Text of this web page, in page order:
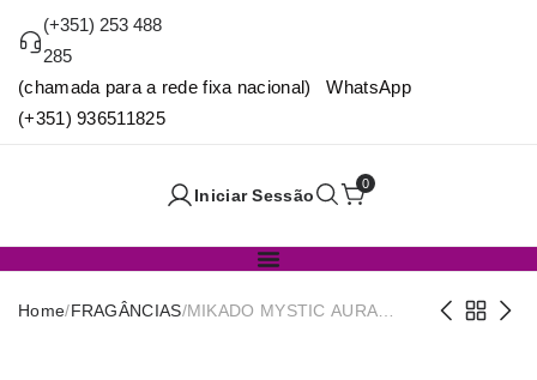
(+351) 253 488
285
(chamada para a rede fixa nacional) WhatsApp
(+351) 936511825
Iniciar Sessão
0
Home/FRAGÂNCIAS/MIKADO MYSTIC AURA